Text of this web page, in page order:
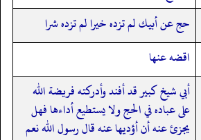
حج عن أبيك لم تزده خيرا لم تزده شرا
اقضه عنها
أبي شيخ كبير قد أفند وأدركته فريضة الله
على عباده في الحج ولا يستطيع أداءها فهل
يجزئ عنه أن أؤديها عنه قال رسول الله نعم